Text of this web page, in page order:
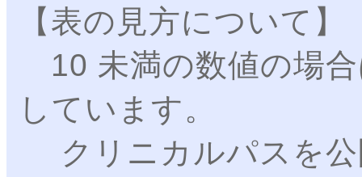
【表の見方について】
10 未満の数値の場
しています。
クリニカルパスを公